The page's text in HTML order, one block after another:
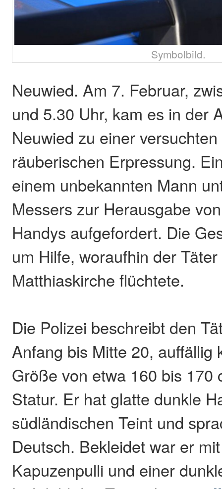
Symbolbild.
Neuwied. Am 7. Februar,
und 5.30 Uhr, kam es in der
Neuwied zu einer
räuberischen Erpressung.
einem unbekannten Mann
Messers zur Herausgabe
Handys aufgefordert. Die
um Hilfe, woraufhin der
Matthiaskirche flüchtete.
Die Polizei beschreibt den
Anfang bis Mitte 20, auffällig
Größe von etwa 160 bis 170
Statur. Er hat glatte dunkle
südländischen Teint und
Deutsch. Bekleidet war er
Kapuzenpulli und einer